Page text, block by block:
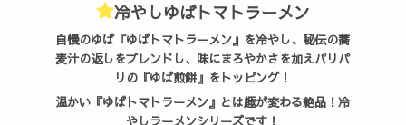
冷やしゆばトマトラーメン
自慢のゆば『ゆばトマトラーメン』を冷やし、秘伝の蕎
麦汁の返しをブレンドし、味にまろやかさを加えパリパ
リの『ゆば煎餅』をトッピング！
温かい『ゆばトマトラーメン』とは趣が変わる絶品！冷
やしラーメンシリーズです！